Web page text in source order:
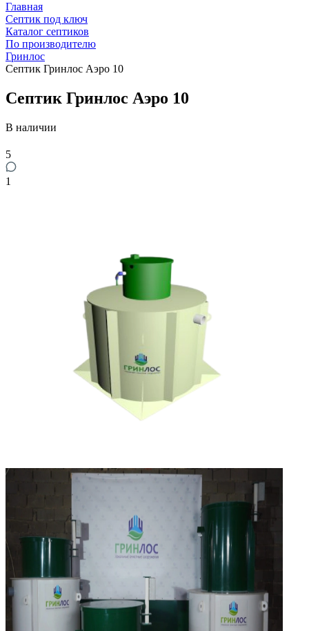
Главная
Септик под ключ
Каталог септиков
По производителю
Гринлос
Септик Гринлос Аэро 10
Септик Гринлос Аэро 10
В наличии
5
1